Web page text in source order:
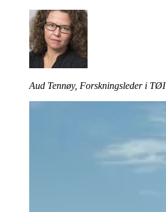
Aud Tennøy, Forskningsleder i TØI